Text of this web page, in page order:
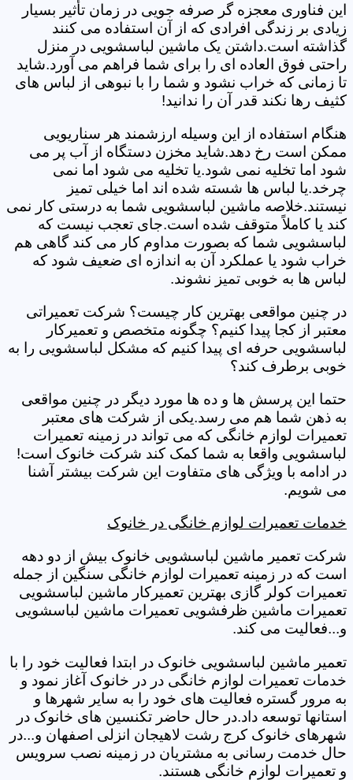
این فناوری معجزه گر صرفه جویی در زمان تأثیر بسیار
زیادی بر زندگی افرادی که از آن استفاده می کنند
گذاشته است.داشتن یک ماشین لباسشویی در منزل
راحتی فوق العاده ای را برای شما فراهم می آورد.شاید
تا زمانی که خراب نشود و شما را با نبوهی از لباس های
کثیف رها نکند قدر آن را ندانید!
هنگام استفاده از این وسیله ارزشمند هر سناریویی
ممکن است رخ دهد.شاید مخزن دستگاه از آب پر می
شود اما تخلیه نمی شود.یا تخلیه می شود اما نمی
چرخد.یا لباس ها شسته شده اند اما خیلی تمیز
نیستند.خلاصه ماشین لباسشویی شما به درستی کار نمی
کند یا کاملاً متوقف شده است.جای تعجب نیست که
لباسشویی شما که بصورت مداوم کار می کند گاهی هم
خراب شود یا عملکرد آن به اندازه ای ضعیف شود که
لباس ها به خوبی تمیز نشوند.
در چنین مواقعی بهترین کار چیست؟ شرکت تعمیراتی
معتبر از کجا پیدا کنیم؟ چگونه متخصص و تعمیرکار
لباسشویی حرفه ای پیدا کنیم که مشکل لباسشویی را به
خوبی برطرف کند؟
حتما این پرسش ها و ده ها مورد دیگر در چنین مواقعی
به ذهن شما هم می رسد.یکی از شرکت های معتبر
تعمیرات لوازم خانگی که می تواند در زمینه تعمیرات
لباسشویی واقعا به شما کمک کند شرکت خانوک است!
در ادامه با ویژگی های متفاوت این شرکت بیشتر آشنا
می شویم.
خدمات تعمیرات لوازم خانگی در خانوک
شرکت تعمیر ماشین لباسشویی خانوک بیش از دو دهه
است که در زمینه تعمیرات لوازم خانگی سنگین از جمله
تعمیرات کولر گازی بهترین تعمیرکار ماشین لباسشویی
تعمیرات ماشین ظرفشویی تعمیرات ماشین لباسشویی
و...فعالیت می کند.
تعمیر ماشین لباسشویی خانوک در ابتدا فعالیت خود را با
خدمات تعمیرات لوازم خانگی در در خانوک آغاز نمود و
به مرور گستره فعالیت های خود را به سایر شهرها و
استانها توسعه داد.در حال حاضر تکنسین های خانوک در
شهرهای خانوک کرج رشت لاهیجان انزلی اصفهان و...در
حال خدمت رسانی به مشتریان در زمینه نصب سرویس
و تعمیرات لوازم خانگی هستند.